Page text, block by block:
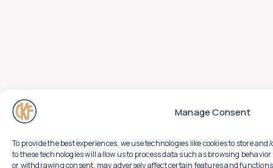
Manage Consent
To provide the best experiences, we use technologies like cookies to store
to these technologies will allow us to process data such as browsing
or withdrawing consent, may adversely affect certain features and